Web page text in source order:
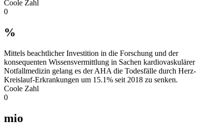
Coole Zahl
0
%
Mittels beachtlicher Investition in die Forschung und der
konsequenten Wissensvermittlung in Sachen kardiovaskulärer
Notfallmedizin gelang es der AHA die Todesfälle durch Herz-
Kreislauf-Erkrankungen um 15.1% seit 2018 zu senken.
Coole Zahl
0
mio